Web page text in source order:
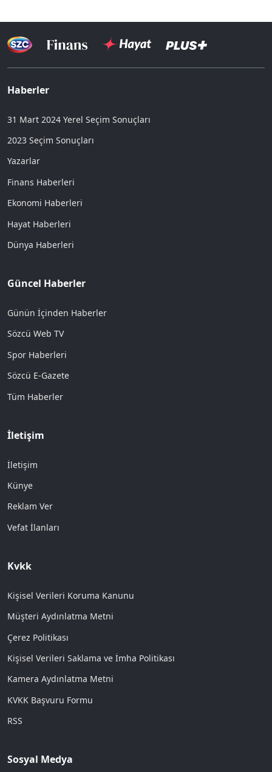
Haberler
31 Mart 2024 Yerel Seçim Sonuçları
2023 Seçim Sonuçları
Yazarlar
Finans Haberleri
Ekonomi Haberleri
Hayat Haberleri
Dünya Haberleri
Güncel Haberler
Günün İçinden Haberler
Sözcü Web TV
Spor Haberleri
Sözcü E-Gazete
Tüm Haberler
İletişim
İletişim
Künye
Reklam Ver
Vefat İlanları
Kvkk
Kişisel Verileri Koruma Kanunu
Müşteri Aydınlatma Metni
Çerez Politikası
Kişisel Verileri Saklama ve İmha Politikası
Kamera Aydınlatma Metni
KVKK Başvuru Formu
RSS
Sosyal Medya